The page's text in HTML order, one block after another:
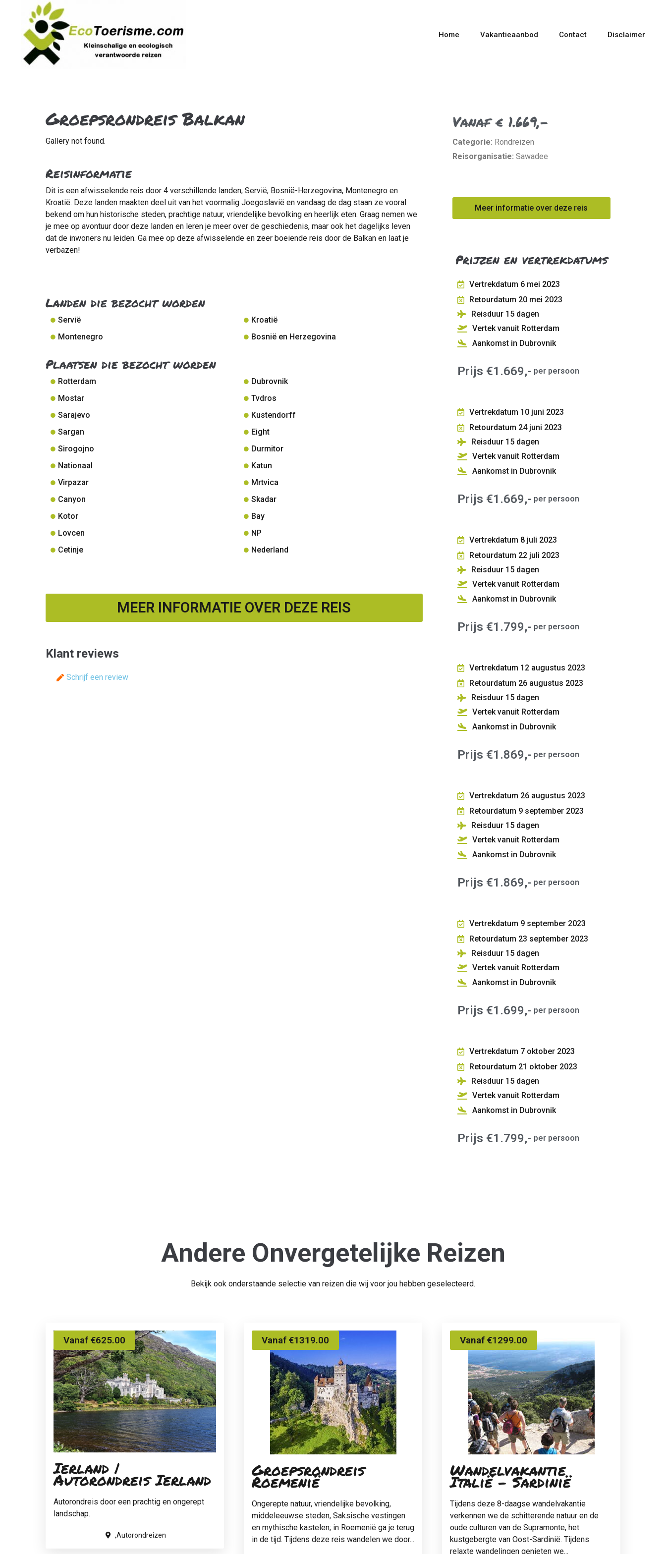
Home Vakantieaanbod Contact Disclaimer
Groepsrondreis Balkan
Gallery not found.
Reisinformatie
Dit is een afwisselende reis door 4 verschillende landen; Servië, Bosnië-Herzegovina, Montenegro en
Kroatië. Deze landen maakten deel uit van het voormalig Joegoslavië en vandaag de dag staan ze vooral
bekend om hun historische steden, prachtige natuur, vriendelijke bevolking en heerlijk eten. Graag nemen we
je mee op avontuur door deze landen en leren je meer over de geschiedenis, maar ook het dagelijks leven
dat de inwoners nu leiden. Ga mee op deze afwisselende en zeer boeiende reis door de Balkan en laat je
verbazen!
Landen die bezocht worden
Servië
Kroatië
Montenegro
Bosnië en Herzegovina
Plaatsen die bezocht worden
Rotterdam
Dubrovnik
Mostar
Tvdros
Sarajevo
Kustendorff
Sargan
Eight
Sirogojno
Durmitor
Nationaal
Katun
Virpazar
Mrtvica
Canyon
Skadar
Kotor
Bay
Lovcen
NP
Cetinje
Nederland
MEER INFORMATIE OVER DEZE REIS
Klant reviews
Schrijf een review
Vanaf € 1.669,-
Categorie: Rondreizen
Reisorganisatie: Sawadee
Meer informatie over deze reis
Prijzen en vertrekdatums
Vertrekdatum 6 mei 2023
Retourdatum 20 mei 2023
Reisduur 15dagen
Vertek vanuit Rotterdam
Aankomst in Dubrovnik
Prijs €1.669,- per persoon
Vertrekdatum 10 juni 2023
Retourdatum 24 juni 2023
Reisduur 15dagen
Vertek vanuit Rotterdam
Aankomst in Dubrovnik
Prijs €1.669,- per persoon
Vertrekdatum 8 juli 2023
Retourdatum 22 juli 2023
Reisduur 15dagen
Vertek vanuit Rotterdam
Aankomst in Dubrovnik
Prijs €1.799,- per persoon
Vertrekdatum 12 augustus 2023
Retourdatum 26 augustus 2023
Reisduur 15dagen
Vertek vanuit Rotterdam
Aankomst in Dubrovnik
Prijs €1.869,- per persoon
Vertrekdatum 26 augustus 2023
Retourdatum 9 september 2023
Reisduur 15dagen
Vertek vanuit Rotterdam
Aankomst in Dubrovnik
Prijs €1.869,- per persoon
Vertrekdatum 9 september 2023
Retourdatum 23 september 2023
Reisduur 15dagen
Vertek vanuit Rotterdam
Aankomst in Dubrovnik
Prijs €1.699,- per persoon
Vertrekdatum 7 oktober 2023
Retourdatum 21 oktober 2023
Reisduur 15dagen
Vertek vanuit Rotterdam
Aankomst in Dubrovnik
Prijs €1.799,- per persoon
Andere Onvergetelijke Reizen
Bekijk ook onderstaande selectie van reizen die wij voor jou hebben geselecteerd.
Ierland |
Autorondreis Ierland
Autorondreis door een prachtig en ongerept
landschap.
Vanaf €625.00
,Autorondreizen
Groepsrondreis
Roemenië
Ongerepte natuur, vriendelijke bevolking,
middeleeuwse steden, Saksische vestingen
en mythische kastelen; in Roemenië ga je terug
in de tijd. Tijdens deze reis wandelen we door...
Vanaf €1319.00
Wandelvakantie
Italië - Sardinië
Tijdens deze 8-daagse wandelvakantie
verkennen we de schitterende natuur en de
oude culturen van de Supramonte, het
kustgebergte van Oost-Sardinië. Tijdens
relaxte wandelingen genieten we...
Vanaf €1299.00